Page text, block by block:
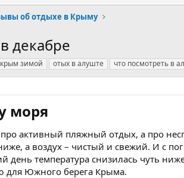
об отдыхе в Крыму
декабре
крым зимой отых в алуште что посмотреть в
моря​
активный пляжный отдых, а про
а воздух – чистый и свежий. И с
температура снизилась чуть
для Южного берега Крыма.